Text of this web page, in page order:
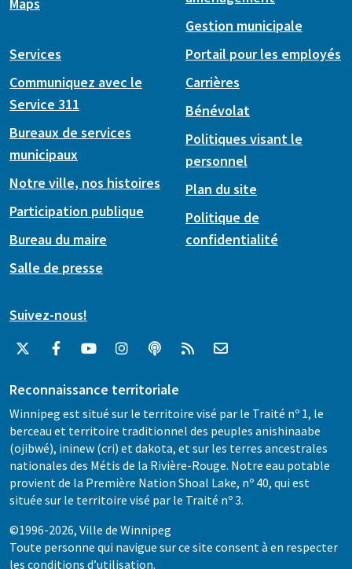
Gestion municipale
Services
Communiquez avec le
Service 311
Bureaux de services
municipaux
Notre ville, nos histoires
Participation publique
Bureau du maire
Salle de presse
Portail pour les employés
Carrières
Bénévolat
Politiques visant le
personnel
Plan du site
Politique de
confidentialité
Suivez-nous!
Reconnaissance territoriale
Winnipeg est situé sur le territoire visé par le Traité nº 1, le
berceau et territoire traditionnel des peuples anishinaabe
(ojibwé), ininew (cri) et dakota, et sur les terres ancestrales
nationales des Métis de la Rivière-Rouge. Notre eau potable
provient de la Première Nation Shoal Lake, nº 40, qui est
située sur le territoire visé par le Traité nº 3.
©1996-2026, Ville de Winnipeg
Toute personne qui navigue sur ce site consent à en respecter
les conditions d’utilisation.